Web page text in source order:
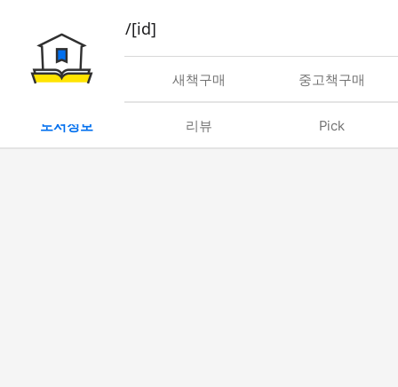
book/rent/[id]
대여 새책구매 중고책구매
도서정보 리뷰 Pick